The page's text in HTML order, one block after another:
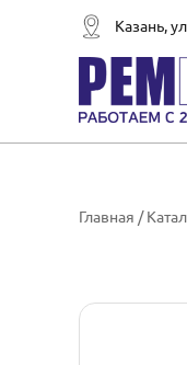
Казань,
Главная /